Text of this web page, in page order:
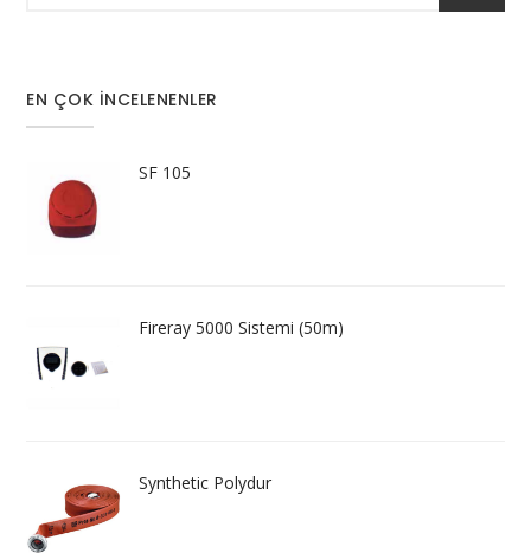
EN ÇOK İNCELENENLER
SF 105
Fireray 5000 Sistemi (50m)
Synthetic Polydur